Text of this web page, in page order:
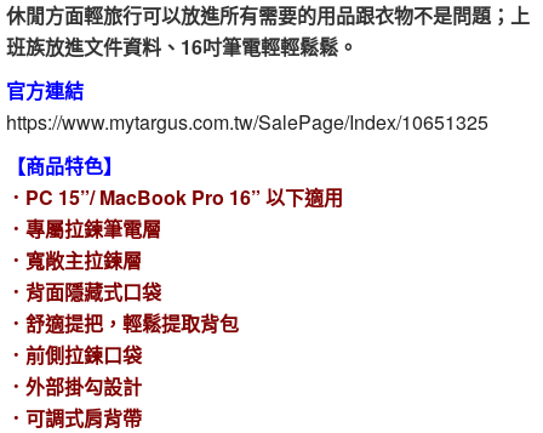
休閒方面輕旅行可以放進所有需要的用品跟衣物不是問題；上
班族放進文件資料、16吋筆電輕輕鬆鬆。
官方連結
https://www.mytargus.com.tw/SalePage/Index/10651325
【商品特色】
．PC 15”/ MacBook Pro 16” 以下適用
．專屬拉鍊筆電層
．寬敞主拉鍊層
．背面隱藏式口袋
．舒適提把，輕鬆提取背包
．前側拉鍊口袋
．外部掛勾設計
．可調式肩背帶